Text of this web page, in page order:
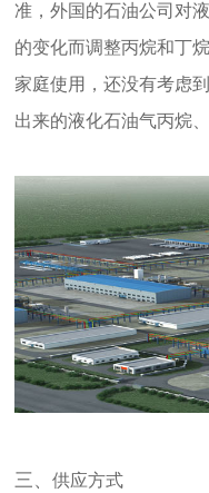
准，外国的石油公司对
的变化而调整丙烷和丁
家庭使用，还没有考虑
出来的液化石油气丙烷
三、供应方式